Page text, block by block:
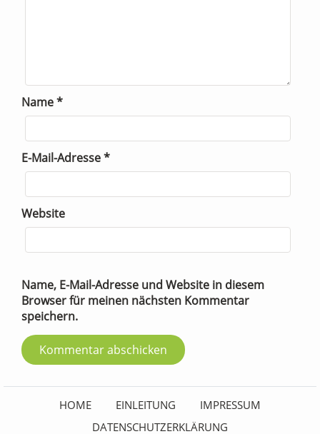
Name*
E-Mail-Adresse*
Website
Name, E-Mail-Adresse und Website in diesem
Browser für meinen nächsten Kommentar
speichern.
HOME EINLEITUNG
IMPRESSUM
DATENSCHUTZERKLÄRUNG